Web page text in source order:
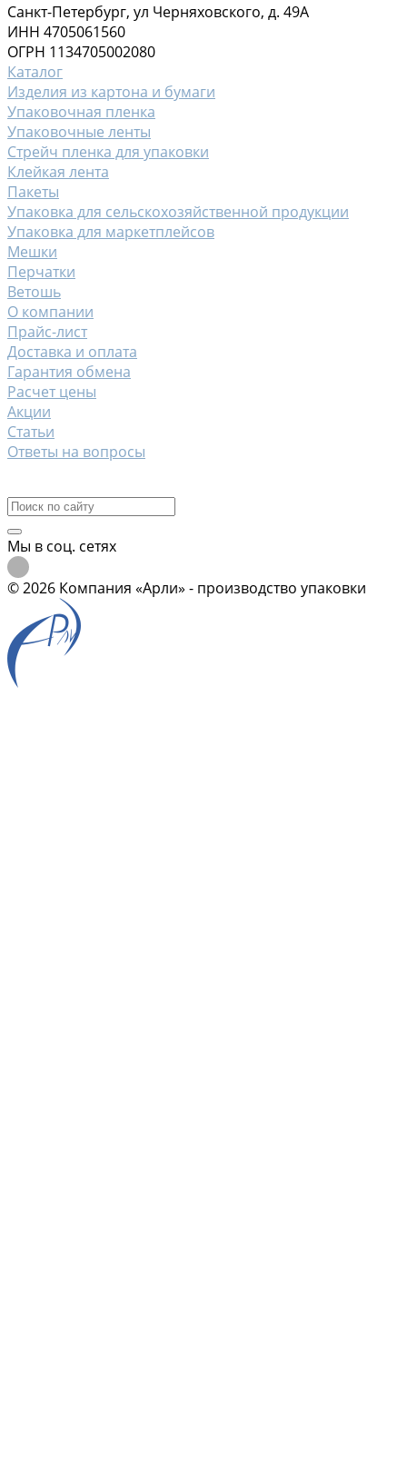
Санкт-Петербург, ул Черняховского, д. 49А
ИНН 4705061560
ОГРН 1134705002080
Каталог
Изделия из картона и бумаги
Упаковочная пленка
Упаковочные ленты
Стрейч пленка для упаковки
Клейкая лента
Пакеты
Упаковка для сельскохозяйственной продукции
Упаковка для маркетплейсов
Мешки
Перчатки
Ветошь
О компании
Прайс-лист
Доставка и оплата
Гарантия обмена
Расчет цены
Акции
Статьи
Ответы на вопросы
Мы в соц. сетях
© 2026 Компания «Арли» - производство упаковки